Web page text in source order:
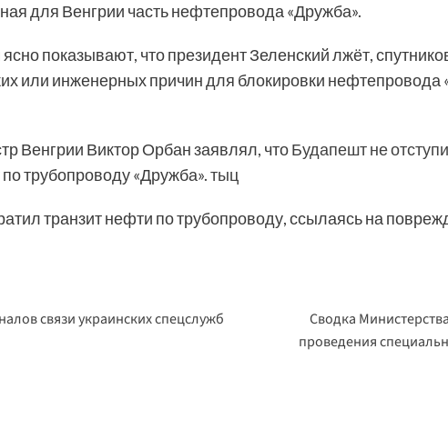
для Венгрии часть нефтепровода «Дружба».
показывают, что президент Зеленский лжёт,
или инженерных причин для блокировки нефтепровода
Венгрии Виктор Орбан заявлял, чтоБудапешт не
по трубопроводу «Дружба».тыц
транзит нефти по трубопроводу, ссылаясь на
связи украинских спецслужб
Сводка
проведения